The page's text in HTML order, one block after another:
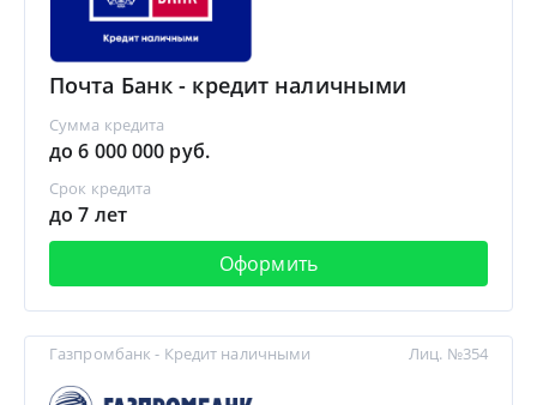
Почта Банк - кредит наличными
Сумма кредита
до 6 000 000 руб.
Срок кредита
до 7 лет
Оформить
Газпромбанк - Кредит наличными Лиц. №354